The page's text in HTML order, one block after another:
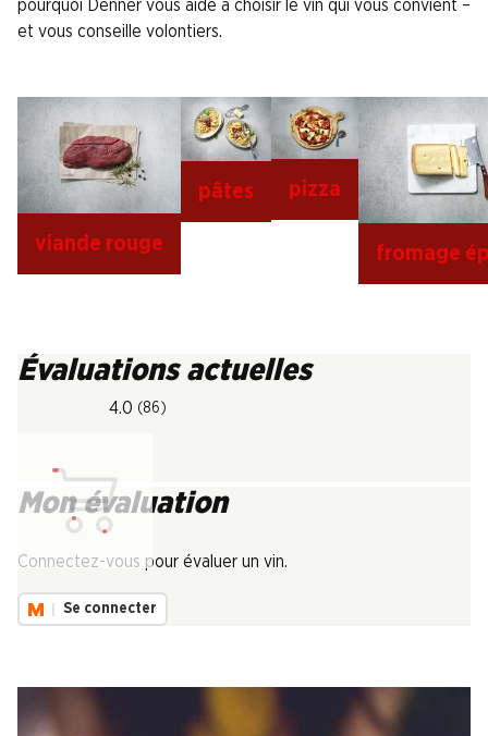
pourquoi Denner vous aide à choisir le vin qui vous convient –
et vous conseille volontiers.
viande rouge
pâtes pizza
fromage
Évaluations actuelles
4.0 (86)
Mon évaluation
Connectez-vous pour évaluer un vin.
Se connecter